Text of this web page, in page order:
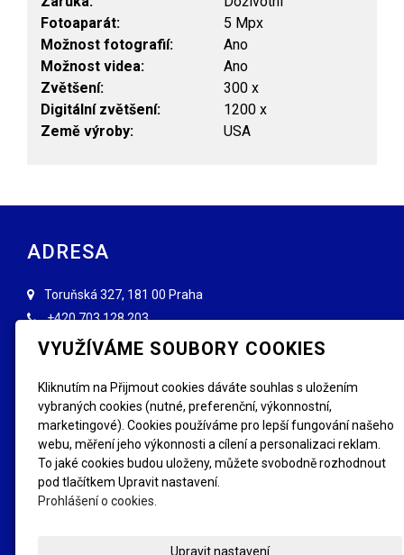
Fotoaparát:
5 Mpx
Možnost fotografií:
Ano
Možnost videa:
Ano
Zvětšení:
300 x
Digitální zvětšení:
1200 x
Země výroby: USA
ADRESA
Toruňská 327, 181 00 Praha
+420703 128 203
info@forenzniznaceni.cz
Obchodní podmínky
GDPR
FAQ - Nejčastější dotazy
Reklamace, výměna
Kde se letos značí
Fotogalerie
SLEDUJTE NÁS
VYUŽÍVÁME SOUBORY COOKIES
Kliknutím na Přijmout cookies dáváte souhlas s uložením
vybraných cookies (nutné, preferenční, výkonnostní,
marketingové). Cookies používáme pro lepší fungování našeho
webu, měření jeho výkonnosti a cílení a personalizaci reklam.
To jaké cookies budou uloženy, můžete svobodně rozhodnout
pod tlačítkem Upravit nastavení.
Prohlášení o cookies.
Upravit nastavení